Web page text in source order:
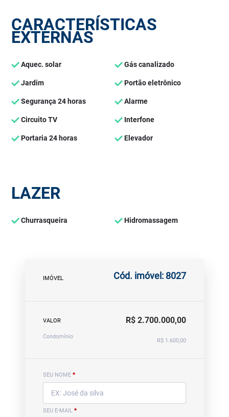
CARACTERÍSTICAS
EXTERNAS
Aquec. solar Gás canalizado
Jardim Portão eletrônico
Segurança 24 horas Alarme
Circuito TV Interfone
Portaria 24 horas Elevador
LAZER
Churrasqueira Hidromassagem
IMÓVEL Cód. imóvel: 8027
VALOR R$ 2.700.000,00
Condomínio
R$ 1.600,00
SEU NOME *
SEU E-MAIL *